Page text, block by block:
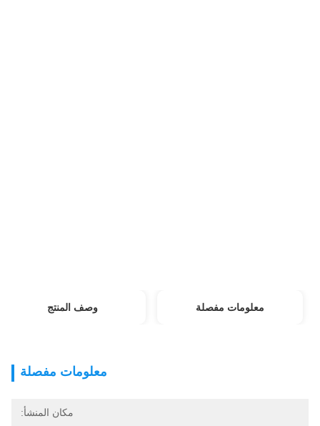
معلومات مفصلة وصف المنتج
معلومات مفصلة
مكان المنشأ: